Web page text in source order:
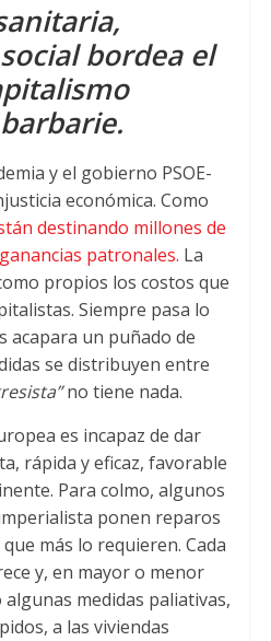
bordea el
y el gobierno PSOE-
económica. Como
destinando millones de
patronales. La
propios los costos que
Siempre pasa lo
acapara un puñado de
se distribuyen entre
no tiene nada.
es incapaz de dar
rápida y eficaz, favorable
Para colmo, algunos
ponen reparos
más lo requieren. Cada
y, en mayor o menor
medidas paliativas,
a las viviendas